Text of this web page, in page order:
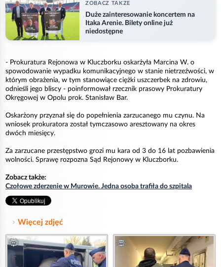
ZOBACZ TAKZE
Duże zainteresowanie koncertem na
Itaka Arenie. Bilety online już
niedostępne
- Prokuratura Rejonowa w Kluczborku oskarżyła Marcina W. o
spowodowanie wypadku komunikacyjnego w stanie nietrzeźwości, w
którym obrażenia, w tym stanowiące ciężki uszczerbek na zdrowiu,
odnieśli jego bliscy - poinformował rzecznik prasowy Prokuratury
Okręgowej w Opolu prok. Stanisław Bar.
Oskarżony przyznał się do popełnienia zarzucanego mu czynu. Na
wniosek prokuratora został tymczasowo aresztowany na okres
dwóch miesięcy.
Za zarzucane przestępstwo grozi mu kara od 3 do 16 lat pozbawienia
wolności. Sprawę rozpozna Sąd Rejonowy w Kluczborku.
Zobacz także:
Czołowe zderzenie w Murowie. Jedna osoba trafiła do szpitala
Więcej zdjęć